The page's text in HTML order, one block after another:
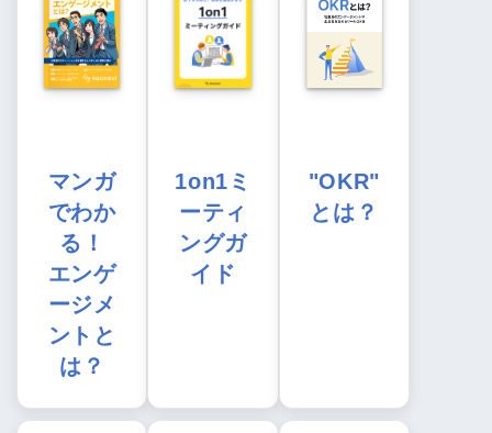
マンガ
でわか
る！
エンゲ
ージメ
ントと
は？
1on1ミ
ーティ
ングガ
イド
"OKR"
とは？